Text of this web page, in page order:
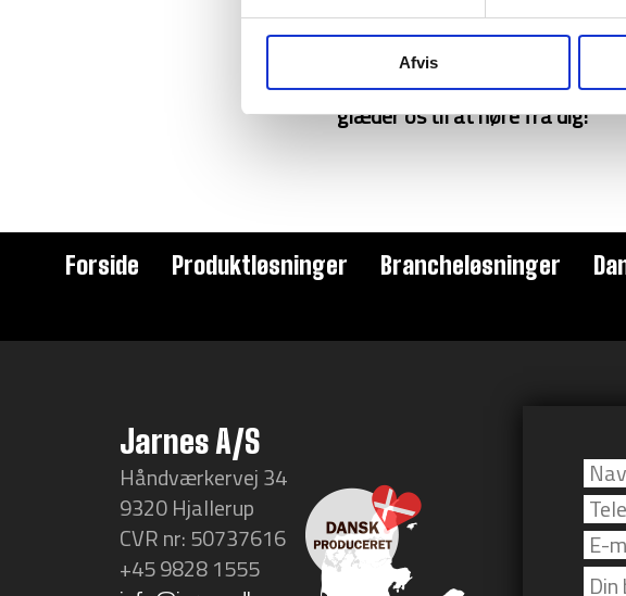
Afvis
Tøv ikke med at kontakte os
glæder os til at høre fra dig!
Forside Produktløsninger Brancheløsninger
Jarnes A/S
Håndværkervej 34
9320 Hjallerup
CVR nr: 50737616
+45 9828 1555